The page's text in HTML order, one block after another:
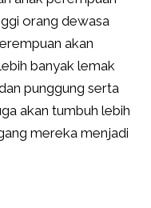
orang dewasa
akan
banyak lemak
punggung serta
akan tumbuh lebih
mereka menjadi